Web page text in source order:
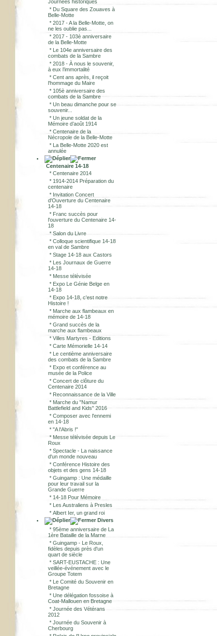
Journées historiques
* Du Square des Zouaves à
Belle-Motte
* 2017 - A la Belle-Motte, on
ne les oublie pas...
* 2017 - 103è anniversaire
de la Belle-Motte
* Le 104e anniversaire des
combats de la Sambre
* 2018 - À nous le souvenir,
à eux l’immortalité
* Cent ans après, il reçoit
l'hommage du Maire
* 105è anniversaire des
combats de la Sambre
* Un beau dimanche pour se
souvenir...
* Un jeune soldat de la
Mémoire d’août 1914
* Centenaire de la
Nécropole de la Belle-Motte
* La Belle-Motte 2020 est
annulée
Centenaire 14-18
* Centenaire 2014
* 1914-2014 Préparation du
centenaire
* Invitation Concert
d'Ouverture du Centenaire
14-18
* Franc succès pour
l'ouverture du Centenaire 14-
18
* Salon du Livre
* Colloque scientifique 14-18
en val de Sambre
* Stage 14-18 aux Castors
* Les Journaux de Guerre
14-18
* Messe télévisée
* Expo Le Génie Belge en
14-18
* Expo 14-18, c'est notre
Histoire !
* Marche aux flambeaux en
mémoire de 14-18
* Grand succès de la
marche aux flambeaux
* Villes Martyres - Editions
* Carte Mémorielle 14-14
* Le centième anniversaire
des combats de la Sambre
* Expo et conférence au
musée de la Police
* Concert de clôture du
Centenaire 2014
* Reconnaissance de la Ville
* Marche du "Namur
Battlefield and Kids" 2016
* Composer avec l'ennemi
en 14-18
* "A l'Abris !"
* Messe télévisée depuis Le
Roux
* Spectacle - La naissance
d'un monde nouveau
* Conférence Histoire des
objets et des gens 14-18
* Guingamp : Une médaille
pour leur travail sur la
Grande Guerre
* 14-18 Pour Mémoire
* Les Australiens à Presles
* Albert Ier, un grand roi
Divers
* 95ème anniversaire de La
1ère Bataille de la Marne
* Guingamp - Le Roux,
fidèles depuis près d'un
quart de siècle
* SART-EUSTACHE : Une
veillée-événement avec le
Groupe Totem
* Le Comité du Souvenir en
Bretagne
* Une délégation fossoise à
Coat-Mallouen en Bretagne
* Journée des Vétérans
2012
* Journée du Souvenir à
Cherbourg